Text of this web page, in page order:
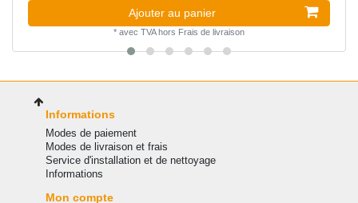
Ajouter au panier
* avec TVAhors Frais de livraison
Informations
Modes de paiement
Modes de livraison et frais
Service d'installation et de nettoyage
Informations
Mon compte